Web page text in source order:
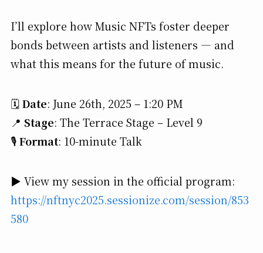
I’ll explore how Music NFTs foster deeper
bonds between artists and listeners — and
what this means for the future of music.
🗓Date: June 26th, 2025 – 1:20 PM
📍 Stage: The Terrace Stage – Level 9
🎙Format: 10-minute Talk
▶️ View my session in the official program:
https://nftnyc2025.sessionize.com/session/853
580